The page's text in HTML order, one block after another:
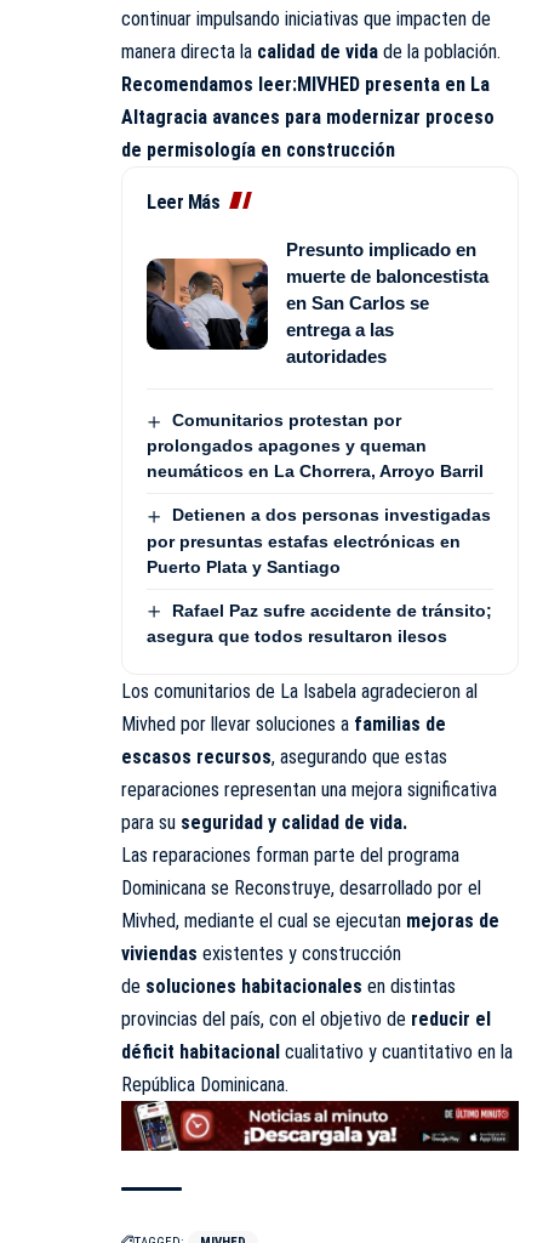
continuar impulsando iniciativas que impacten de
manera directa la calidad de vida de la población.
Recomendamos leer:MIVHED presenta en La
Altagracia avances para modernizar proceso
de permisología en construcción
Leer Más
Presunto implicado en
muerte de baloncestista
en San Carlos se
entrega a las
autoridades
Comunitarios protestan por
prolongados apagones y queman
neumáticos en La Chorrera, Arroyo Barril
Detienen a dos personas investigadas
por presuntas estafas electrónicas en
Puerto Plata y Santiago
Rafael Paz sufre accidente de tránsito;
asegura que todos resultaron ilesos
Los comunitarios de La Isabela agradecieron al
Mivhed por llevar soluciones a familias de
escasos recursos, asegurando que estas
reparaciones representan una mejora significativa
para su seguridad y calidad de vida.
Las reparaciones forman parte del programa
Dominicana se Reconstruye, desarrollado por el
Mivhed, mediante el cual se ejecutan mejoras de
viviendas existentes y construcción
de soluciones habitacionales en distintas
provincias del país, con el objetivo de reducir el
déficit habitacional cualitativo y cuantitativo en la
República Dominicana.